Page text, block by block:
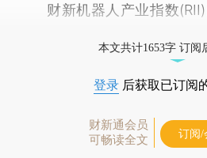
财新机器人产业指数(RII)
本文共计1653字 订阅
登录 后获取已订阅
财新通会员
可畅读全文
订阅/